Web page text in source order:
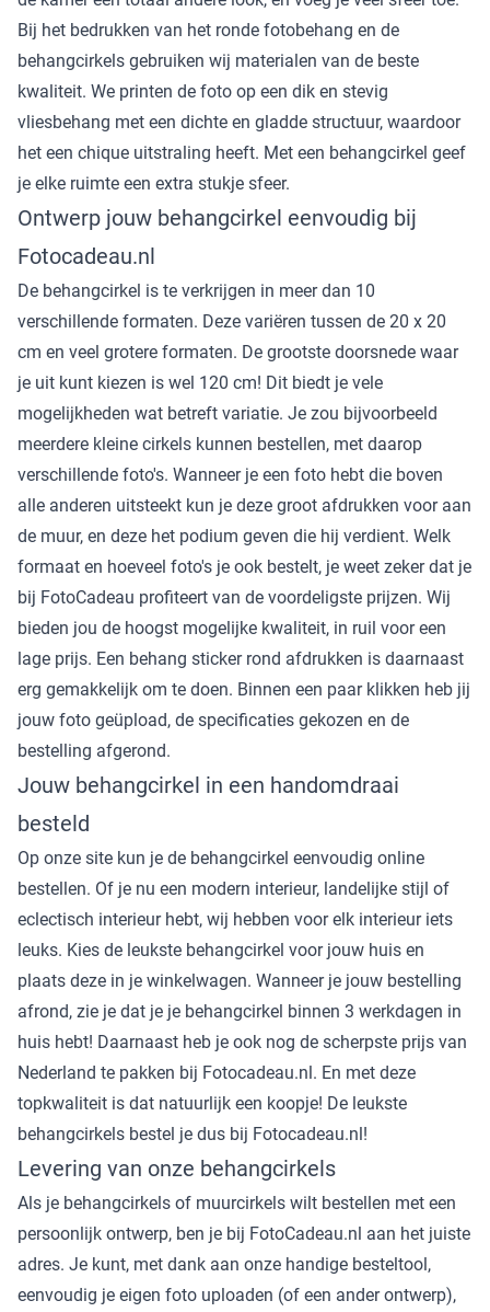
Bij het bedrukken van het ronde fotobehang en de
behangcirkels gebruiken wij materialen van de beste
kwaliteit. We printen de foto op een dik en stevig
vliesbehang met een dichte en gladde structuur, waardoor
het een chique uitstraling heeft. Met een behangcirkel geef
je elke ruimte een extra stukje sfeer.
Ontwerp jouw behangcirkel eenvoudig bij
Fotocadeau.nl
De behangcirkel is te verkrijgen in meer dan 10
verschillende formaten. Deze variëren tussen de 20 x 20
cm en veel grotere formaten. De grootste doorsnede waar
je uit kunt kiezen is wel 120 cm! Dit biedt je vele
mogelijkheden wat betreft variatie. Je zou bijvoorbeeld
meerdere kleine cirkels kunnen bestellen, met daarop
verschillende foto's. Wanneer je een foto hebt die boven
alle anderen uitsteekt kun je deze groot afdrukken voor aan
de muur, en deze het podium geven die hij verdient. Welk
formaat en hoeveel foto's je ook bestelt, je weet zeker dat je
bij FotoCadeau profiteert van de voordeligste prijzen. Wij
bieden jou de hoogst mogelijke kwaliteit, in ruil voor een
lage prijs. Een behang sticker rond afdrukken is daarnaast
erg gemakkelijk om te doen. Binnen een paar klikken heb jij
jouw foto geüpload, de specificaties gekozen en de
bestelling afgerond.
Jouw behangcirkel in een handomdraai
besteld
Op onze site kun je de behangcirkel eenvoudig online
bestellen. Of je nu een modern interieur, landelijke stijl of
eclectisch interieur hebt, wij hebben voor elk interieur iets
leuks. Kies de leukste behangcirkel voor jouw huis en
plaats deze in je winkelwagen. Wanneer je jouw bestelling
afrond, zie je dat je je behangcirkel binnen 3 werkdagen in
huis hebt! Daarnaast heb je ook nog de scherpste prijs van
Nederland te pakken bij Fotocadeau.nl. En met deze
topkwaliteit is dat natuurlijk een koopje! De leukste
behangcirkels bestel je dus bij Fotocadeau.nl!
Levering van onze behangcirkels
Als je behangcirkels of muurcirkels wilt bestellen met een
persoonlijk ontwerp, ben je bij FotoCadeau.nl aan het juiste
adres. Je kunt, met dank aan onze handige besteltool,
eenvoudig je eigen foto uploaden (of een ander ontwerp),